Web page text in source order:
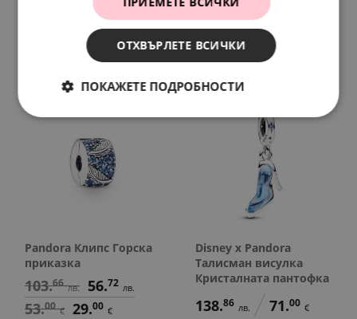
56.
29.00
мечтите си
164.29 84.
Pandora Клипс Горска
приказка
103.66 лв. 56.72 лв.
53.00 € 29.00 €
Disney x Pandora
Талисман висулка
Кристалната пантофка
138.86 лв. 71.00 €
ОТХВЪРЛЕТЕ ВСИЧКИ
ПОКАЖЕТЕ ПОДРОБНОСТИ